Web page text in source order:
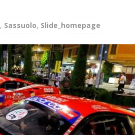
, Sassuolo, Slide_homepage